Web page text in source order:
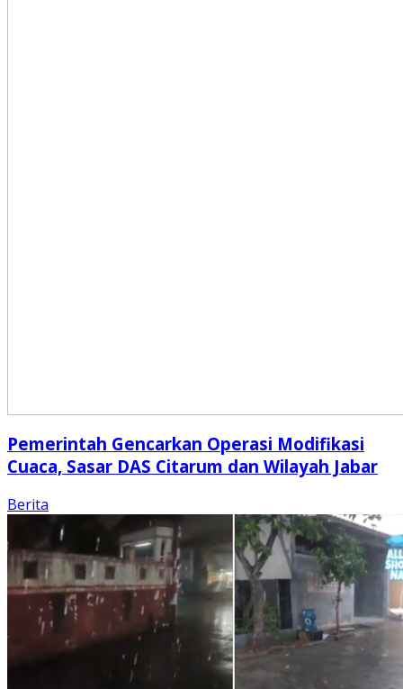
Pemerintah Gencarkan Operasi Modifikasi
Cuaca, Sasar DAS Citarum dan Wilayah Jabar
Berita